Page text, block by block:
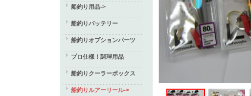
船釣り用品->
船釣りバッテリー
船釣りオプションパーツ
プロ仕様！調理用品
船釣りクーラーボックス
船釣りルアーリール->